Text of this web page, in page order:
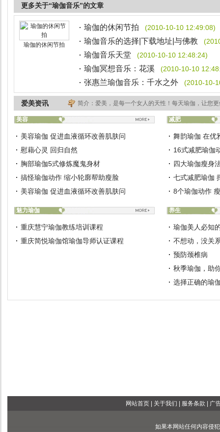
更多关于“瑜伽音乐”的文章
瑜伽的休闲节拍
瑜伽的休闲节拍 (2010-10-10 12:49:08)
瑜伽音乐的选择|下载地址|与佛教
瑜伽音乐天堂 (2010-10-10 12:48:24)
瑜伽冥想音乐：花溪 (2010-10-10
张惠兰瑜伽音乐：千水之外 (2010-10-
爱美资讯 简介：爱美，是每一个女人的天性！每天瑜伽，让您
美容
美容瑜伽 促进血液循环改善肌肤问
慰藉心灵 回归自然
胸部瑜伽5式修炼魔鬼身材
搞怪瑜伽动作 缩小轮廓帮助瘦脸
美容瑜伽 促进血液循环改善肌肤问
减肥
舞韵瑜伽 在优
16式减肥瑜伽
四大瑜伽瘦身
七式减肥瑜伽
8个瑜伽动作
魅力瑜伽
重庆慧宁瑜伽教练培训课程
重庆简悦瑜伽馆瑜伽导师认证课程
养生
瑜伽美人必知
不想动，没关
预防颈椎病
秋季瑜伽，助
选择正确的瑜
网站首页| 关于我们 服务条款 广
如果本网站任何内容侵